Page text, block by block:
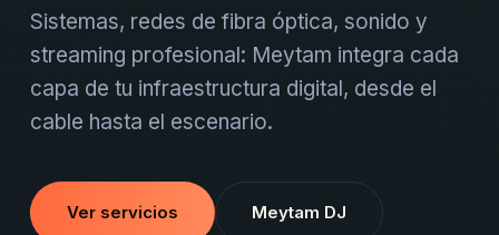
Sistemas, redes de fibra óptica, sonido y
streaming profesional: Meytam integra cada
capa de tu infraestructura digital, desde el
cable hasta el escenario.
Ver servicios Meytam DJ